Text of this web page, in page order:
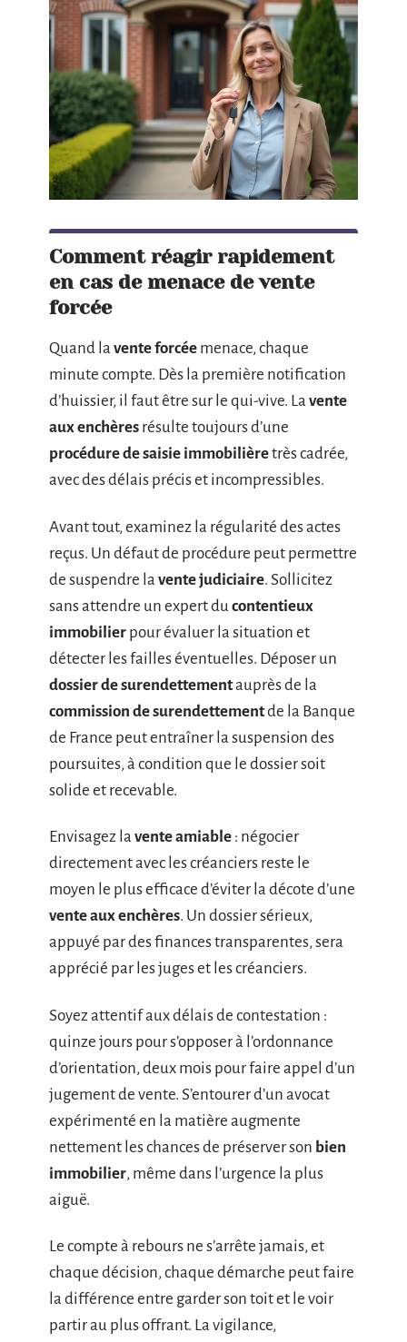
Comment réagir rapidement
en cas de menace de vente
forcée
Quand la vente forcée menace, chaque
minute compte. Dès la première notification
d’huissier, il faut être sur le qui-vive. La vente
aux enchères résulte toujours d’une
procédure de saisie immobilièretrès cadrée,
avec des délais précis et incompressibles.
Avant tout, examinez la régularité des actes
reçus. Un défaut de procédure peut permettre
de suspendre la vente judiciaire. Sollicitez
sans attendre un expert ducontentieux
immobilier pour évaluer la situation et
détecter les failles éventuelles. Déposer un
dossier de surendettementauprès de la
commission de surendettementde la Banque
de France peut entraîner la suspension des
poursuites, à condition que le dossier soit
solide et recevable.
Envisagez la vente amiable : négocier
directement avec les créanciers reste le
moyen le plus efficace d’éviter la décote d’une
vente aux enchères. Un dossier sérieux,
appuyé par des finances transparentes, sera
apprécié par les juges et les créanciers.
Soyez attentif aux délais de contestation :
quinze jours pour s’opposer à l’ordonnance
d’orientation, deux mois pour faire appel d’un
jugement de vente. S’entourer d’un avocat
expérimenté en la matière augmente
nettement les chances de préserver son bien
immobilier, même dans l’urgence la plus
aiguë.
Le compte à rebours ne s’arrête jamais, et
chaque décision, chaque démarche peut faire
la différence entre garder son toit et le voir
partir au plus offrant. La vigilance,